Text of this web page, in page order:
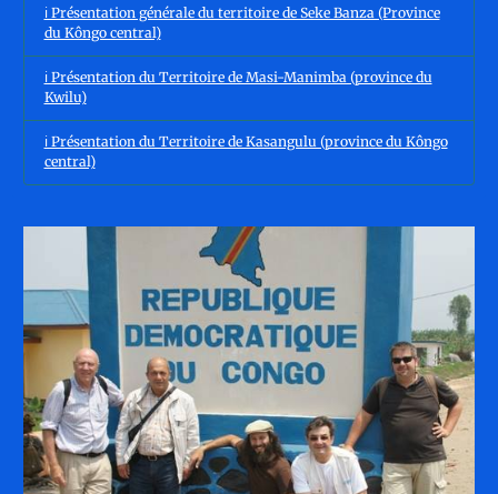
ℹ️ Présentation générale du territoire de Seke Banza (Province
du Kôngo central)
ℹ️ Présentation du Territoire de Masi-Manimba (province du
Kwilu)
ℹ️ Présentation du Territoire de Kasangulu (province du Kôngo
central)